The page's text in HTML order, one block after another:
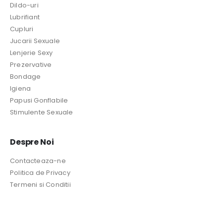
Dildo-uri
Lubrifiant
Cupluri
Jucarii Sexuale
Lenjerie Sexy
Prezervative
Bondage
Igiena
Papusi Gonflabile
Stimulente Sexuale
Despre Noi
Contacteaza-ne
Politica de Privacy
Termeni si Conditii